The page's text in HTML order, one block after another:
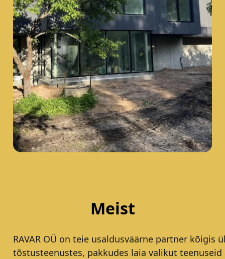
Meist
RAVAR OÜ on teie usaldusväärne partner kõigis
tõstusteenustes, pakkudes laia valikut teenuseid